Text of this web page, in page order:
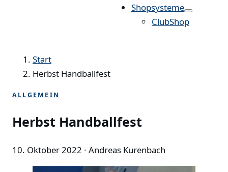
Shopsysteme
ClubShop
Start
Herbst Handballfest
ALLGEMEIN
Herbst Handballfest
10. Oktober 2022 · Andreas Kurenbach